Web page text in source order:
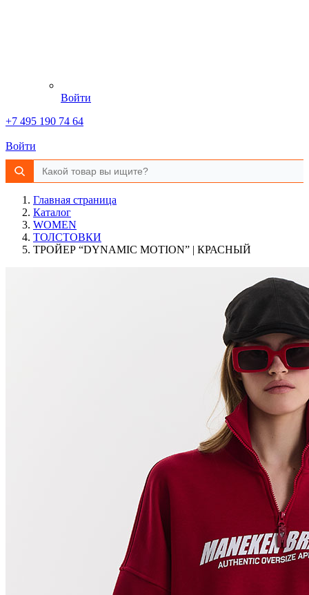
Войти
+7 495 190 74 64
Войти
Главная страница
Каталог
WOMEN
ТОЛСТОВКИ
ТРОЙЕР “DYNAMIC MOTION” | КРАСНЫЙ